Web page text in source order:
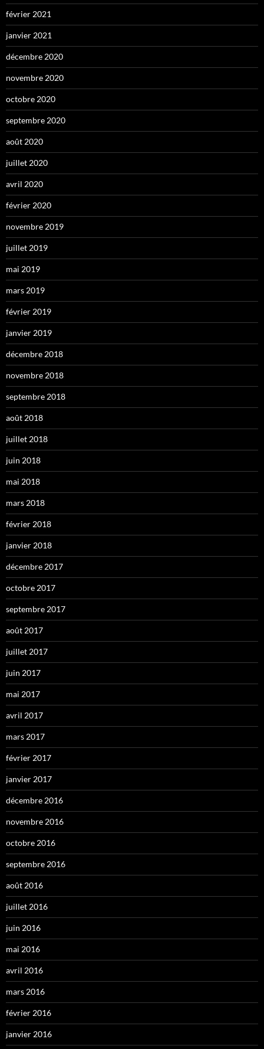
février 2021
janvier 2021
décembre 2020
novembre 2020
octobre 2020
septembre 2020
août 2020
juillet 2020
avril 2020
février 2020
novembre 2019
juillet 2019
mai 2019
mars 2019
février 2019
janvier 2019
décembre 2018
novembre 2018
septembre 2018
août 2018
juillet 2018
juin 2018
mai 2018
mars 2018
février 2018
janvier 2018
décembre 2017
octobre 2017
septembre 2017
août 2017
juillet 2017
juin 2017
mai 2017
avril 2017
mars 2017
février 2017
janvier 2017
décembre 2016
novembre 2016
octobre 2016
septembre 2016
août 2016
juillet 2016
juin 2016
mai 2016
avril 2016
mars 2016
février 2016
janvier 2016